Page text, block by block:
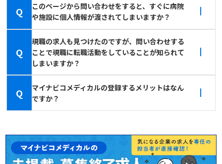
Q
このページから問い合わせをすると、すぐに病院
や施設に個人情報が渡されてしまいますか？
Q
現職の求人も見つけたのですが、問い合わせする
ことで現職に転職活動をしていることが知られて
しまいますか？
Q
マイナビコメディカルの登録するメリットはなん
ですか？